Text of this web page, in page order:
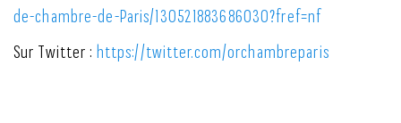
de-chambre-de-Paris/130521883686030?fref=nf
Sur Twitter : https://twitter.com/orchambreparis